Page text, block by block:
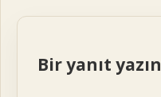
Bir yanıt yazın